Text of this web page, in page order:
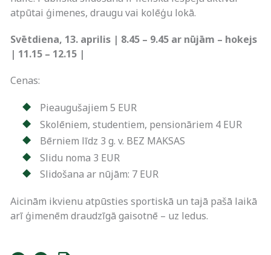
atpūtai ģimenes, draugu vai kolēģu lokā.
Svētdiena, 13. aprilis | 8.45 – 9.45 ar nūjām – hokejs
| 11.15 – 12.15 |
Cenas:
Pieaugušajiem 5 EUR
Skolēniem, studentiem, pensionāriem 4 EUR
Bērniem līdz 3 g. v. BEZ MAKSAS
Slidu noma 3 EUR
Slidošana ar nūjām: 7 EUR
Aicinām ikvienu atpūsties sportiskā un tajā pašā laikā
arī ģimenēm draudzīgā gaisotnē – uz ledus.